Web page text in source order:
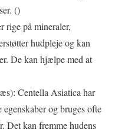
()
rige på mineraler,
hudpleje og kan
De kan hjælpe med at
Centella Asiatica har
og bruges ofte
Det kan fremme hudens